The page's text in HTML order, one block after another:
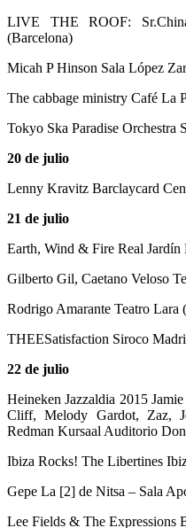
LIVE THE ROOF:
(Barcelona)
Micah P Hinson Sala López
The cabbage ministry Café La
Tokyo Ska Paradise Orchestra
20 de julio
Lenny Kravitz Barclaycard
21 de julio
Earth, Wind & Fire Real
Gilberto Gil, Caetano Veloso
Rodrigo Amarante Teatro Lara
THEESatisfaction Siroco
22 de julio
Heineken Jazzaldia 2015
Cliff, Melody Gardot, Zaz,
Redman Kursaal Auditorio
Ibiza Rocks! The Libertines
Gepe La [2] de Nitsa – Sala
Lee Fields & The Expressions